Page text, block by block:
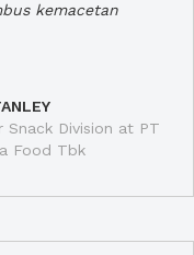
kemacetan
Snack Division at PT
Food Tbk